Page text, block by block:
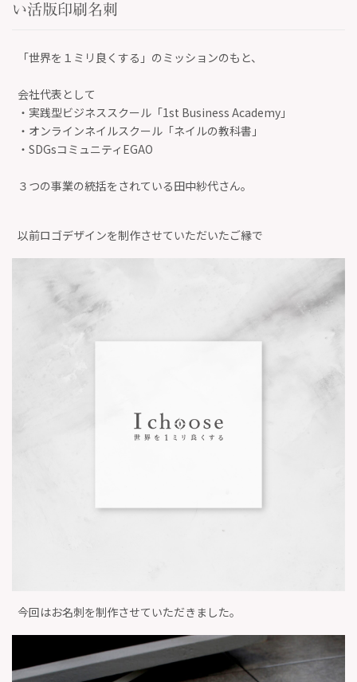
い活版印刷名刺
「世界を１ミリ良くする」のミッションのもと、
会社代表として
・実践型ビジネススクール「1st Business Academy」
・オンラインネイルスクール「ネイルの教科書」
・SDGsコミュニティEGAO
３つの事業の統括をされている田中紗代さん。
⁡以前ロゴデザインを制作させていただいたご縁で
今回はお名刺を制作させていただきました。